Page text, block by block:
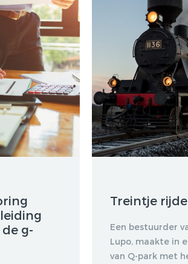
g-
Treintje
Een bestuurder
Lupo, maakte in
van Q-park met